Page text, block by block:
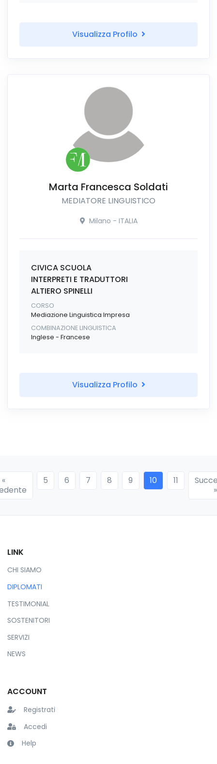
Visualizza Profilo
Marta Francesca Soldati
MEDIATORE LINGUISTICO
Milano - ITALIA
CIVICA SCUOLA
INTERPRETI E TRADUTTORI
ALTIERO SPINELLI
CORSO
Mediazione Linguistica Impresa
COMBINAZIONE LINGUISTICA
Inglese - Francese
Visualizza Profilo
«
«
5 6 7 8 9 10 11
»
LINK
CHI SIAMO
DIPLOMATI
TESTIMONIAL
SOSTENITORI
SERVIZI
NEWS
ACCOUNT
Registrati
Accedi
Help